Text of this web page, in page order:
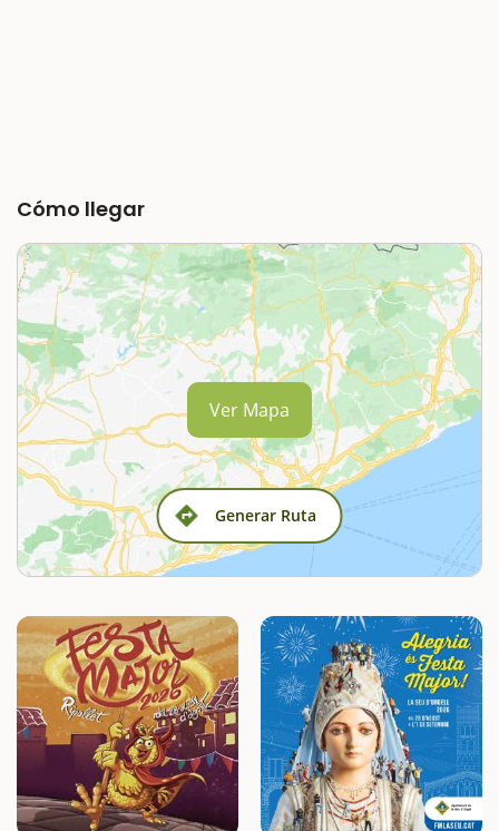
Cómo llegar
Generar Ruta
Ver Mapa